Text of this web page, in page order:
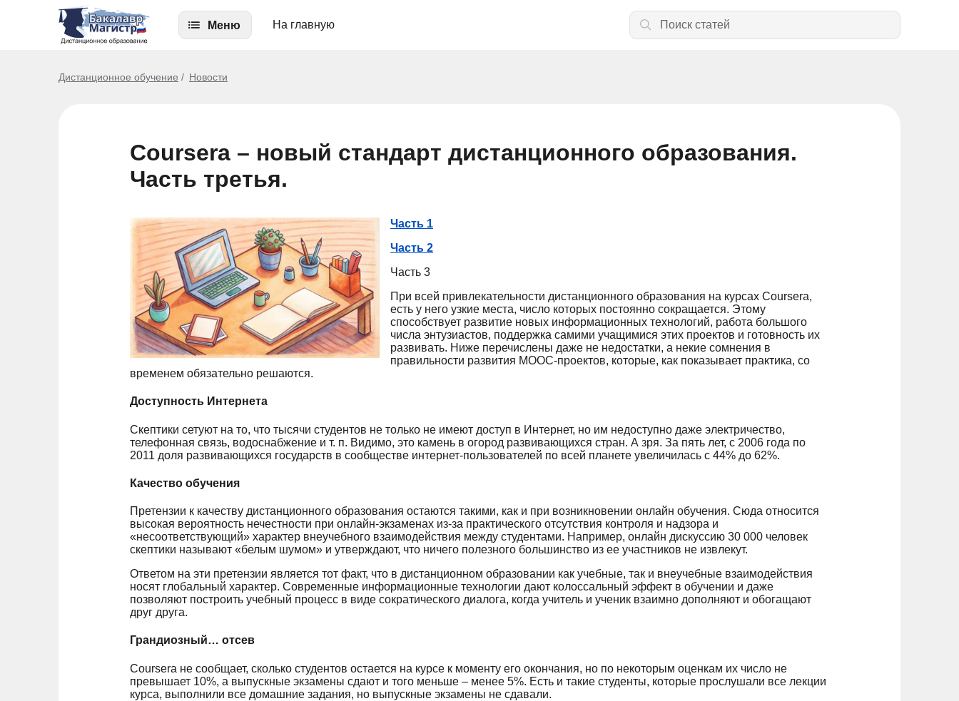
Меню На главную
Дистанционное обучение Новости
Coursera – новый стандарт дистанционного образования.
Часть третья.
Часть 1
Часть 2
Часть 3
При всей привлекательности дистанционного образования на курсах Coursera,
есть у него узкие места, число которых постоянно сокращается. Этому
способствует развитие новых информационных технологий, работа большого
числа энтузиастов, поддержка самими учащимися этих проектов и готовность их
развивать. Ниже перечислены даже не недостатки, а некие сомнения в
правильности развития МООС-проектов, которые, как показывает практика, со
временем обязательно решаются.
Доступность Интернета
Скептики сетуют на то, что тысячи студентов не только не имеют доступ в Интернет, но им недоступно даже электричество,
телефонная связь, водоснабжение и т. п. Видимо, это камень в огород развивающихся стран. А зря. За пять лет, с 2006 года по
2011 доля развивающихся государств в сообществе интернет-пользователей по всей планете увеличилась с 44% до 62%.
Качество обучения
Претензии к качеству дистанционного образования остаются такими, как и при возникновении онлайн обучения. Сюда относится
высокая вероятность нечестности при онлайн-экзаменах из-за практического отсутствия контроля и надзора и
«несоответствующий» характер внеучебного взаимодействия между студентами. Например, онлайн дискуссию 30 000 человек
скептики называют «белым шумом» и утверждают, что ничего полезного большинство из ее участников не извлекут.
Ответом на эти претензии является тот факт, что в дистанционном образовании как учебные, так и внеучебные взаимодействия
носят глобальный характер. Современные информационные технологии дают колоссальный эффект в обучении и даже
позволяют построить учебный процесс в виде сократического диалога, когда учитель и ученик взаимно дополняют и обогащают
друг друга.
Грандиозный… отсев
Coursera не сообщает, сколько студентов остается на курсе к моменту его окончания, но по некоторым оценкам их число не
превышает 10%, а выпускные экзамены сдают и того меньше – менее 5%. Есть и такие студенты, которые прослушали все лекции
курса, выполнили все домашние задания, но выпускные экзамены не сдавали.